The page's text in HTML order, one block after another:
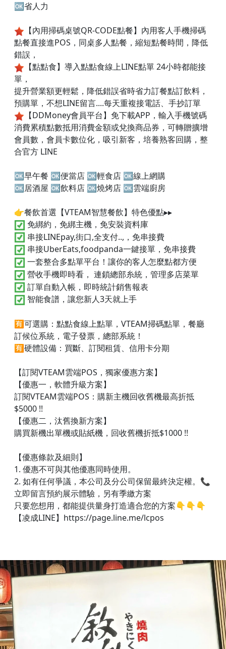
🆗省人力
【內用掃碼桌號QR-CODE點餐】內用客人手機掃碼
點餐直接進POS，同桌多人點餐，縮短點餐時間，降低
錯誤，
【點點食】導入點點食線上LINE點單 24小時都能接
單，
提升營業額更輕鬆，降低錯誤省時省力訂餐點訂飲料，
預購單，不想LINE留言....每天重複接電話、手抄訂單
【DDMoney會員平台】免下載APP，輸入手機號碼
消費累積點數抵用消費金額或兌換商品券，可轉贈擴增
會員數，會員卡數位化，吸引新客，培養熟客回購，整
合官方 LINE
🆗早午餐 🆗便當店 🆗輕食店 🆗線上網購
🆗居酒屋 🆗飲料店 🆗燒烤店 🆗雲端廚房
👉餐飲首選【VTEAM智慧餐飲】特色優點▸▸
免綁約，免綁主機，免安裝資料庫
串接LINEpay,街口,全支付..,，免串接費
串接UberEats,foodpanda一鍵接單，免串接費
一套整合多點單平台！讓你的客人怎麼點都方便
營收手機即時看， 連鎖總部糸統，管理多店菜單
訂單自動入帳，即時統計銷售報表
智能食譜，讓您新人3天就上手
🈶可選購：點點食線上點單，VTEAM掃碼點單，餐廳
訂候位系統，電子發票，總部系統！
🈶硬體設備：買斷、訂閱租賃、信用卡分期
【訂閱VTEAM雲端POS，獨家優惠方案】
【優惠一，軟體升級方案】
訂閱VTEAM雲端POS：購新主機回收舊機最高折抵
$5000 !!
【優惠二，汰舊換新方案】
購買新機出單機或貼紙機，回收舊機折抵$1000 !!
【優惠條款及細則】
1. 優惠不可與其他優惠同時使用。
2. 如有任何爭議，本公司及分公司保留最終決定權。📞
立即留言預約展示體驗，另有季繳方案
只要您想用，都能提供量身打造適合您的方案👇👇👇​
【凌成LINE】https://page.line.me/lcpos